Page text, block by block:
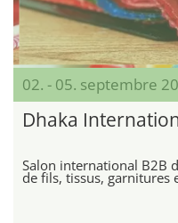
02. - 05. septembre
Dhaka
Salon international B2B
de fils, tissus, garnitures